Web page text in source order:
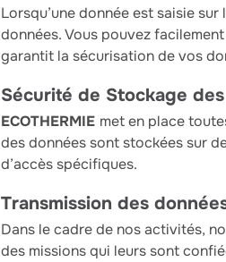
Lorsqu’une donnée est saisie sur
données. Vous pouvez
garantit la sécurisation de vos
Sécurité de Stockage
ECOTHERMIE met en place
des données sont stockées sur
d’accès spécifiques.
Transmission des
Dans le cadre de nos activités,
des missions qui leurs sont